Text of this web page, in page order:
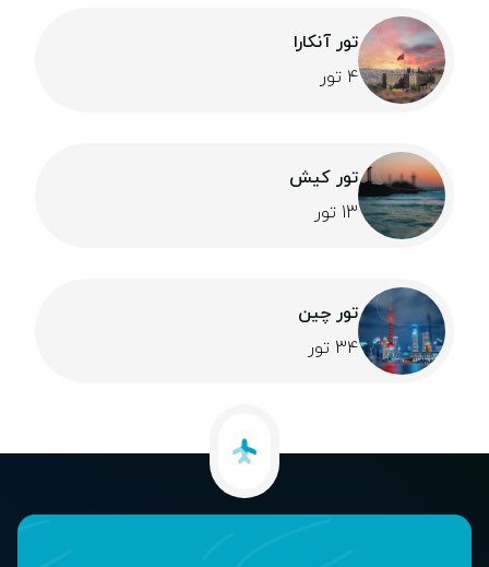
تور آنکارا
4 تور
تور کیش
13 تور
تور چین
34 تور